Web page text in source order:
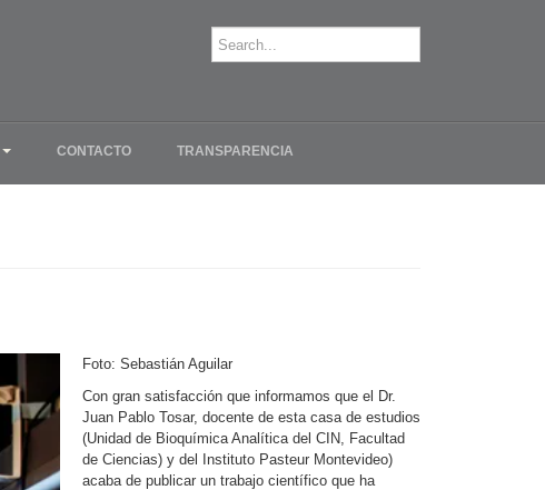
CONTACTO TRANSPARENCIA
Foto: Sebastián Aguilar
Con gran satisfacción que informamos que el Dr.
Juan Pablo Tosar, docente de esta casa de estudios
(Unidad de Bioquímica Analítica del CIN, Facultad
de Ciencias) y del Instituto Pasteur Montevideo)
acaba de publicar un trabajo científico que ha